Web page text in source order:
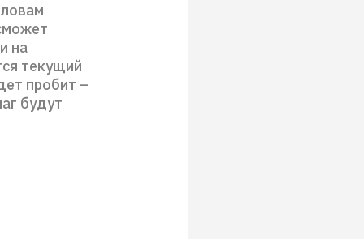
на
текущий
пробит –
будут